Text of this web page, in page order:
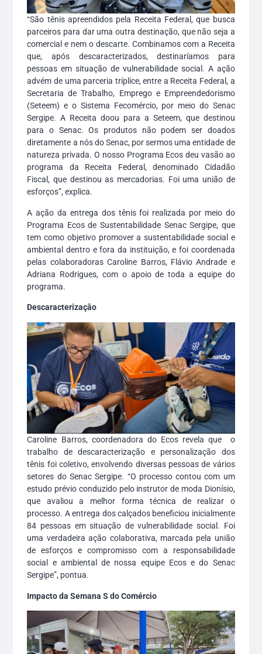
“São tênis apreendidos pela Receita Federal, que busca
parceiros para dar uma outra destinação, que não seja a
comercial e nem o descarte. Combinamos com a Receita
que, após descaracterizados, destinaríamos para
pessoas em situação de vulnerabilidade social. A ação
advém de uma parceria tríplice, entre a Receita Federal, a
Secretaria de Trabalho, Emprego e Empreendedorismo
(Seteem) e o Sistema Fecomércio, por meio do Senac
Sergipe. A Receita doou para a Seteem, que destinou
para o Senac. Os produtos não podem ser doados
diretamente a nós do Senac, por sermos uma entidade de
natureza privada. O nosso Programa Ecos deu vasão ao
programa da Receita Federal, denominado Cidadão
Fiscal, que destinou as mercadorias. Foi uma união de
esforços”, explica.
A ação da entrega dos tênis foi realizada por meio do
Programa Ecos de Sustentabilidade Senac Sergipe, que
tem como objetivo promover a sustentabilidade social e
ambiental dentro e fora da instituição, e foi coordenada
pelas colaboradoras Caroline Barros, Flávio Andrade e
Adriana Rodrigues, com o apoio de toda a equipe do
programa.
Descaracterização
Caroline Barros, coordenadora do Ecos revela que o
trabalho de descaracterização e personalização dos
tênis foi coletivo, envolvendo diversas pessoas de vários
setores do Senac Sergipe. “O processo contou com um
estudo prévio conduzido pelo instrutor de moda Dionísio,
que avaliou a melhor forma técnica de realizar o
processo. A entrega dos calçados beneficiou inicialmente
84 pessoas em situação de vulnerabilidade social. Foi
uma verdadeira ação colaborativa, marcada pela união
de esforços e compromisso com a responsabilidade
social e ambiental de nossa equipe Ecos e do Senac
Sergipe”, pontua.
Impacto da Semana S do Comércio